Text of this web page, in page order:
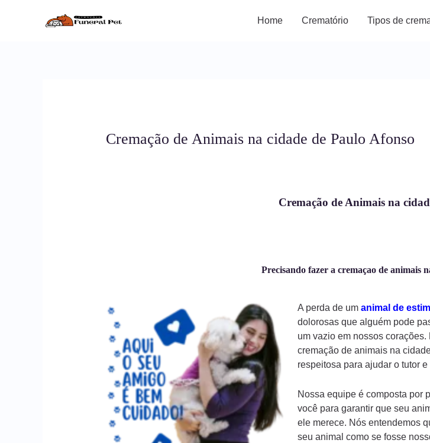
Home Crematório Tipos de
Cremação de Animais na cidade de Paulo Afonso
Cremação de Animais na
Precisando fazer a cremaçao de animais
A perda de um animal de
dolorosas que alguém pode
um vazio em nossos
cremação de animais na
respeitosa para ajudar o tutor
Nossa equipe é composta por
você para garantir que seu
ele merece. Nós entendemos
seu animal como se fosse